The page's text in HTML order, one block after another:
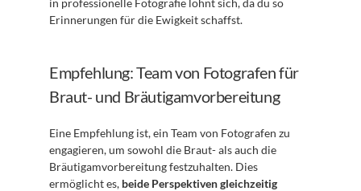
in professionelle Fotografie lohnt sich, da du so
Erinnerungen für die Ewigkeit schaffst.
Empfehlung: Team von Fotografen für
Braut- und Bräutigamvorbereitung
Eine Empfehlung ist, ein Team von Fotografen zu
engagieren, um sowohl die Braut- als auch die
Bräutigamvorbereitung festzuhalten. Dies
ermöglicht es, beide Perspektiven gleichzeitig